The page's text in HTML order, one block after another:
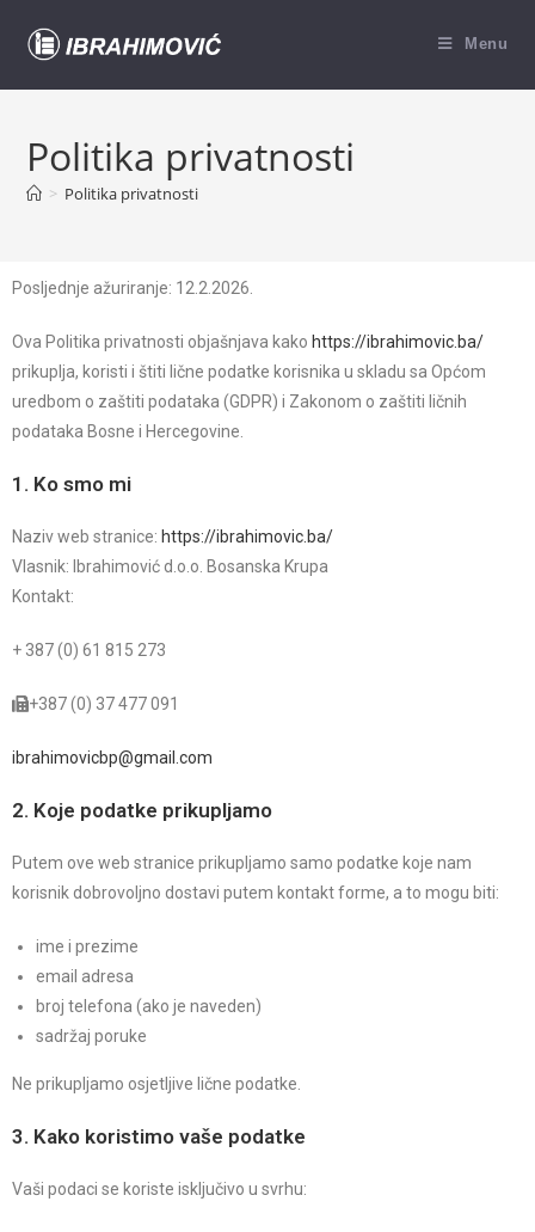
Menu
Politika privatnosti
> Politika privatnosti
Posljednje ažuriranje: 12.2.2026.
Ova Politika privatnosti objašnjava kako https://ibrahimovic.ba/
prikuplja, koristi i štiti lične podatke korisnika u skladu sa Općom
uredbom o zaštiti podataka (GDPR) i Zakonom o zaštiti ličnih
podataka Bosne i Hercegovine.
1. Ko smo mi
Naziv web stranice: https://ibrahimovic.ba/
Vlasnik: Ibrahimović d.o.o. Bosanska Krupa
Kontakt:
+ 387 (0) 61 815 273
+387 (0) 37 477 091
ibrahimovicbp@gmail.com
2. Koje podatke prikupljamo
Putem ove web stranice prikupljamo samo podatke koje nam
korisnik dobrovoljno dostavi putem kontakt forme, a to mogu biti:
ime i prezime
email adresa
broj telefona (ako je naveden)
sadržaj poruke
Ne prikupljamo osjetljive lične podatke.
3. Kako koristimo vaše podatke
Vaši podaci se koriste isključivo u svrhu: